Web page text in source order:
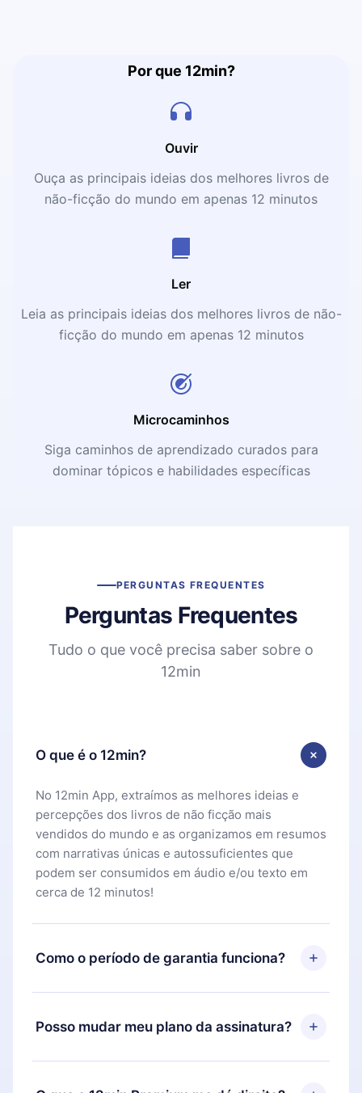
Por que 12min?
Ouvir
Ouça as principais ideias dos melhores livros de
não-ficção do mundo em apenas 12 minutos
Ler
Leia as principais ideias dos melhores livros de não-
ficção do mundo em apenas 12 minutos
Microcaminhos
Siga caminhos de aprendizado curados para
dominar tópicos e habilidades específicas
PERGUNTAS FREQUENTES
Perguntas Frequentes
Tudo o que você precisa saber sobre o
12min
O que é o 12min?
No 12min App, extraímos as melhores ideias e
percepções dos livros de não ficção mais
vendidos do mundo e as organizamos em resumos
com narrativas únicas e autossuficientes que
podem ser consumidos em áudio e/ou texto em
cerca de 12 minutos!
Como o período de garantia funciona?
Você pode baixar nosso aplicativo e começar a
aproveitar nossa biblioteca. Se por algum motivo
não ficar satisfeito com nossa plataforma, basta
Posso mudar meu plano da assinatura?
Sim, mas a mudança só se aplicará a partir do
próximo período de cobrança. Por exemplo, se